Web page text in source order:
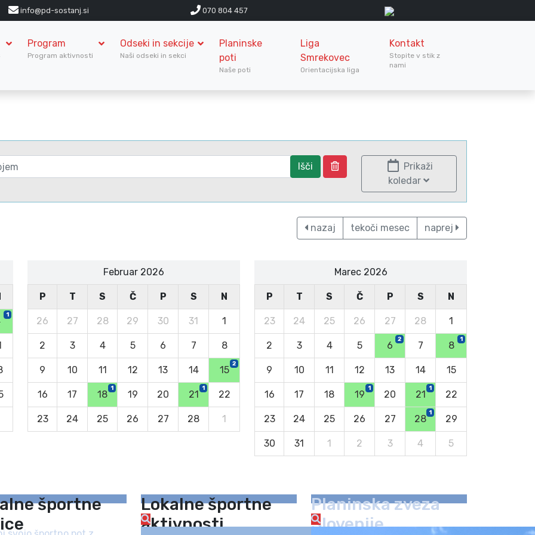
info@pd-sostanj.si 070 804 457
Program
Program aktivnosti
Odseki in sekcije
Naši odseki in sekci
Planinske
poti
Naše poti
Liga
Smrekovec
Orientacijska liga
Kontakt
Stopite v stik z
nami
Išči
Prikaži
koledar
nazaj tekoči mesec naprej
1
Februar 2026
P T S Č P S N
26 27 28 29 30 31 1
2 3 4 5 6 7 8
9 10 11 12 13 14 15
2
16 17 18
1
19 20 21
1
22
23 24 25 26 27 28 1
Marec 2026
P T S Č P S N
23 24 25 26 27 28 1
2 3 4 5 6
2
7 8
1
9 10 11 12 13 14 15
16 17 18 19
1
20 21
1
22
23 24 25 26 27 28
1
29
30 31 1 2 3 4 5
športne
Lokalne športne
aktivnosti
Planinska zveza
Slovenije